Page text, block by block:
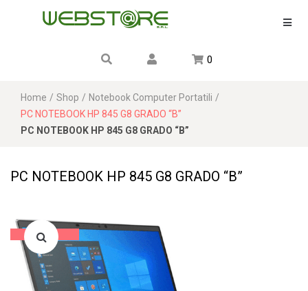
0
PC NOTEBOOK HP 845 G8 GRADO “B”
Home / Shop / Notebook Computer Portatili /
PC NOTEBOOK HP 845 G8 GRADO “B”
Sale!
PC NOTEBOOK HP 845 G8 GRADO “B”